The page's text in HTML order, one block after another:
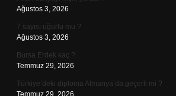
Ağustos 3, 2026
7 sayısı uğurlu mu ?
Ağustos 3, 2026
Bursa Erdek kaç ?
Temmuz 29, 2026
Türkiye’deki diploma Almanya’da geçerli mi ?
Temmuz 29, 2026